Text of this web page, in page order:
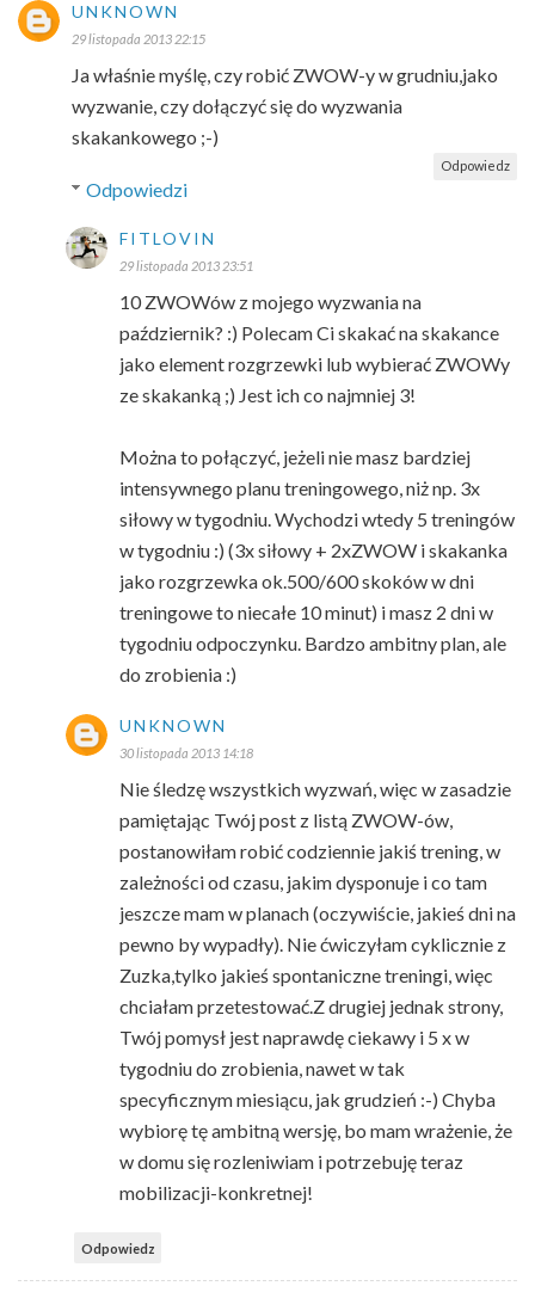
UNKNOWN
29 listopada 2013 22:15
Ja właśnie myślę, czy robić ZWOW-y w grudniu,jako
wyzwanie, czy dołączyć się do wyzwania
skakankowego ;-)
Odpowiedz
Odpowiedzi
FITLOVIN
29 listopada 2013 23:51
10 ZWOWów z mojego wyzwania na
październik? :) Polecam Ci skakać na skakance
jako element rozgrzewki lub wybierać ZWOWy
ze skakanką ;) Jest ich co najmniej 3!
Można to połączyć, jeżeli nie masz bardziej
intensywnego planu treningowego, niż np. 3x
siłowy w tygodniu. Wychodzi wtedy 5 treningów
w tygodniu :) (3x siłowy + 2xZWOW i skakanka
jako rozgrzewka ok.500/600 skoków w dni
treningowe to niecałe 10 minut) i masz 2 dni w
tygodniu odpoczynku. Bardzo ambitny plan, ale
do zrobienia :)
UNKNOWN
30 listopada 2013 14:18
Nie śledzę wszystkich wyzwań, więc w zasadzie
pamiętając Twój post z listą ZWOW-ów,
postanowiłam robić codziennie jakiś trening, w
zależności od czasu, jakim dysponuje i co tam
jeszcze mam w planach (oczywiście, jakieś dni na
pewno by wypadły). Nie ćwiczyłam cyklicznie z
Zuzka,tylko jakieś spontaniczne treningi, więc
chciałam przetestować.Z drugiej jednak strony,
Twój pomysł jest naprawdę ciekawy i 5 x w
tygodniu do zrobienia, nawet w tak
specyficznym miesiącu, jak grudzień :-) Chyba
wybiorę tę ambitną wersję, bo mam wrażenie, że
w domu się rozleniwiam i potrzebuję teraz
mobilizacji-konkretnej!
Odpowiedz